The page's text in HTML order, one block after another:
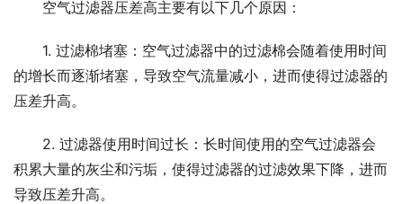
空气过滤器压差高主要有以下几个原因：
1. 过滤棉堵塞：空气过滤器中的过滤棉会随着使用时间
的增长而逐渐堵塞，导致空气流量减小，进而使得过滤器的
压差升高。
2. 过滤器使用时间过长：长时间使用的空气过滤器会
积累大量的灰尘和污垢，使得过滤器的过滤效果下降，进而
导致压差升高。